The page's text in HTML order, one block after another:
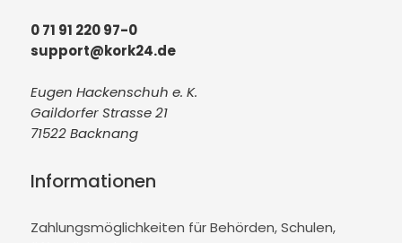
0 71 91 220 97-0
support@kork24.de
Eugen Hackenschuh e. K.
Gaildorfer Strasse 21
71522 Backnang
Informationen
Zahlungsmöglichkeiten für Behörden, Schulen,